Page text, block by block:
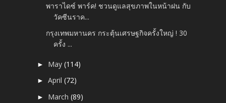
พาราไดซ์ พาร์ค! ชวนดูแลสุขภาพในหน้าฝน กับ
วัคซีนราค...
กรุงเทพมหานคร กระตุ้นเศรษฐกิจครั้งใหญ่ ! 30
ครั้ง ...
► May(114)
►April(72)
► March(89)